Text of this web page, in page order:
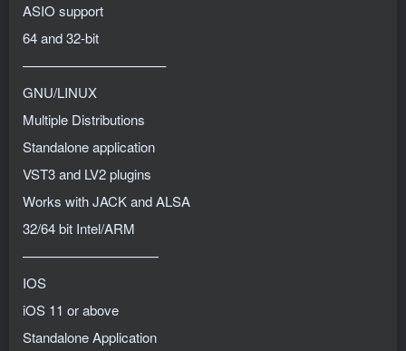
ASIO support
64 and 32-bit
——————————–
GNU/LINUX
Multiple Distributions
Standalone application
VST3 and LV2 plugins
Works with JACK and ALSA
32/64 bit Intel/ARM
——————————
IOS
iOS 11 or above
Standalone Application